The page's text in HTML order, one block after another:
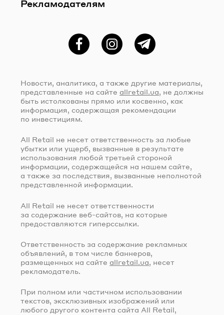
Рекламодателям
ФейсбукInstagramTelegram
Новости, аналитика, а также другие материалы,
представленные на сайте allretail.ua, не должны
быть истолкованы прямо или косвенно, как
информация, содержащая рекомендации
по инвестициям.
All Retail не несет ответственность за любые
убытки или ущерб, вызванные в результате
использования любой третьей стороной
информации, содержащейся на нашем сайте,
а также за последствия, вызванные неполнотой
представленной информации.
All Retail не несет ответственности
за содержание веб-сайтов , на которые
предоставляются гиперссылки.
Ответственность за содержание рекламных
объявлений, в том числе баннеров,
размещенных на сайте allretail.ua, несет
рекламодатель.
При полном или частичном использовании
текстов, эксклюзивных изображений или
любого другого контента сайта All Retail,